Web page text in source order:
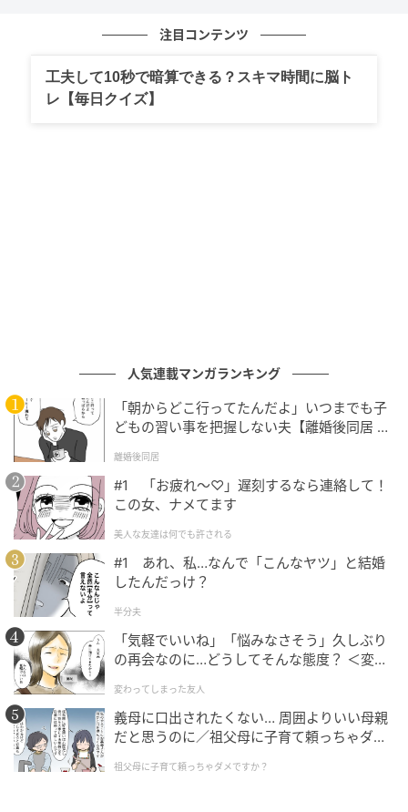
=0.72
このように計算することができました。
まとめ
小数の扱い方を復習するよい機会になったのではない
でしょうか。
小数のまま計算すると筆算がややこしくなる場合があ
るので、整数に直してから計算するようにしましょ
う。
計算は、一問や二問だけしてもあまり意味がありませ
ん。計算はたくさん演習を重ねて、理解度を深めてい
くことがとても大切です。本問題は小数第一位までの
注目コンテンツ
工夫して10秒で暗算できる？スキマ時間に脳ト
レ【毎日クイズ】
人気連載マンガランキング
「朝からどこ行ってたんだよ」いつまでも子
どもの習い事を把握しない夫【離婚後同居 Vo
離婚後同居
#1 「お疲れ〜♡」遅刻するなら連絡して！
この女、ナメてます
美人な友達は何でも許される
#1 あれ、私…なんで「こんなヤツ」と結婚
したんだっけ？
半分夫
「気軽でいいね」「悩みなさそう」久しぶり
の再会なのに…どうしてそんな態度？ ＜変わ
日には】
変わってしまった友人
義母に口出されたくない… 周囲よりいい母親
だと思うのに／祖父母に子育て頼っちゃダメ
んが】
祖父母に子育て頼っちゃダメですか？